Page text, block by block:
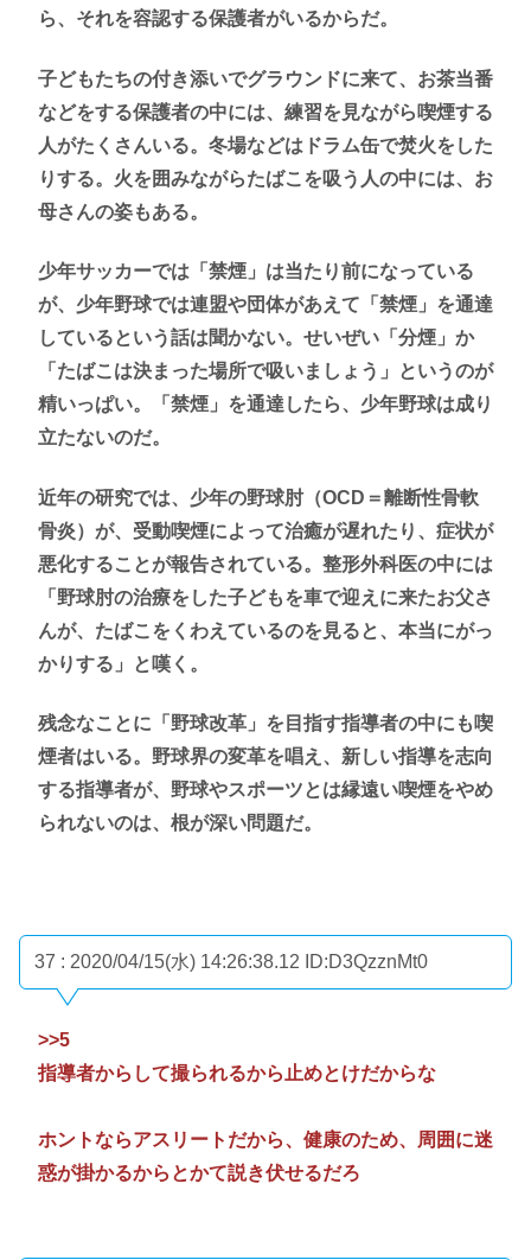
ら、それを容認する保護者がいるからだ。
子どもたちの付き添いでグラウンドに来て、お茶当番
などをする保護者の中には、練習を見ながら喫煙する
人がたくさんいる。冬場などはドラム缶で焚火をした
りする。火を囲みながらたばこを吸う人の中には、お
母さんの姿もある。
少年サッカーでは「禁煙」は当たり前になっている
が、少年野球では連盟や団体があえて「禁煙」を通達
しているという話は聞かない。せいぜい「分煙」か
「たばこは決まった場所で吸いましょう」というのが
精いっぱい。「禁煙」を通達したら、少年野球は成り
立たないのだ。
近年の研究では、少年の野球肘（OCD＝離断性骨軟
骨炎）が、受動喫煙によって治癒が遅れたり、症状が
悪化することが報告されている。整形外科医の中には
「野球肘の治療をした子どもを車で迎えに来たお父さ
んが、たばこをくわえているのを見ると、本当にがっ
かりする」と嘆く。
残念なことに「野球改革」を目指す指導者の中にも喫
煙者はいる。野球界の変革を唱え、新しい指導を志向
する指導者が、野球やスポーツとは縁遠い喫煙をやめ
られないのは、根が深い問題だ。
37 : 2020/04/15(水) 14:26:38.12 ID:D3QzznMt0
>>5
指導者からして撮られるから止めとけだからな
ホントならアスリートだから、健康のため、周囲に迷
惑が掛かるからとかて説き伏せるだろ